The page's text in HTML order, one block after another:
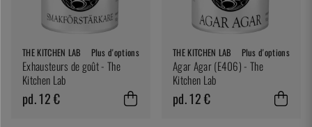
THE KITCHEN LAB Plus d'options
Exhausteurs de goût - The
Kitchen Lab
pd. 12 €
THE KITCHEN LAB Plus d'options
Agar Agar (E406) - The
Kitchen Lab
pd. 12 €